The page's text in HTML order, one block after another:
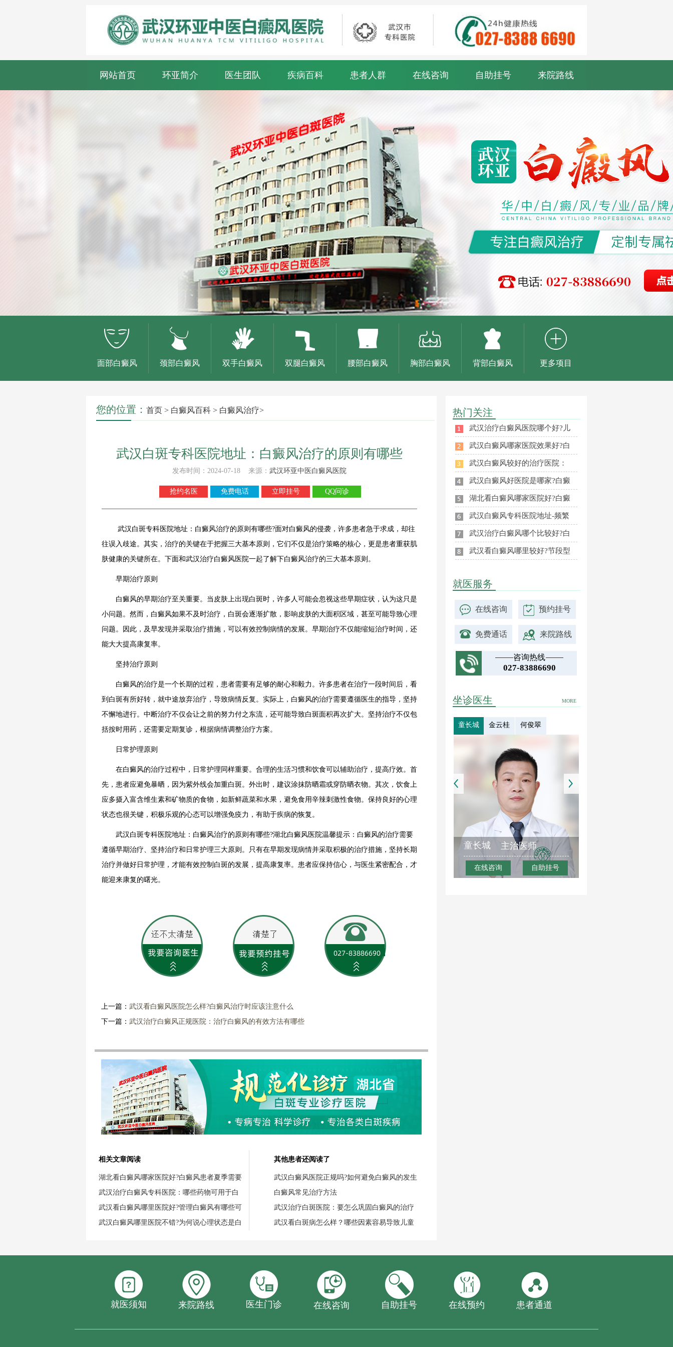
网站首页 环亚简介 医生团队 疾病百科 患者人群 在线咨询 自助挂号 来院路线
面部白癜风 颈部白癜风 双手白癜风 双腿白癜风 腰部白癜风 胸部白癜风 背部白癜风 更多项目
您的位置： 首页 > 白癜风百科 > 白癜风治疗>
武汉白斑专科医院地址：白癜风治疗的原则有哪些
发布时间：2024-07-18 来源： 武汉环亚中医白癜风医院
抢约名医 免费电话 立即挂号 QQ问诊
武汉白斑专科医院地址：白癜风治疗的原则有哪些?面对白癜风的侵袭，许多患者急于求成，却往
往误入歧途。其实，治疗的关键在于把握三大基本原则，它们不仅是治疗策略的核心，更是患者重获肌
肤健康的关键所在。下面和武汉治疗白癜风医院一起了解下白癜风治疗的三大基本原则。
早期治疗原则
白癜风的早期治疗至关重要。当皮肤上出现白斑时，许多人可能会忽视这些早期症状，认为这只是
小问题。然而，白癜风如果不及时治疗，白斑会逐渐扩散，影响皮肤的大面积区域，甚至可能导致心理
问题。因此，及早发现并采取治疗措施，可以有效控制病情的发展。早期治疗不仅能缩短治疗时间，还
能大大提高康复率。
坚持治疗原则
白癜风的治疗是一个长期的过程，患者需要有足够的耐心和毅力。许多患者在治疗一段时间后，看
到白斑有所好转，就中途放弃治疗，导致病情反复。实际上，白癜风的治疗需要遵循医生的指导，坚持
不懈地进行。中断治疗不仅会让之前的努力付之东流，还可能导致白斑面积再次扩大。坚持治疗不仅包
括按时用药，还需要定期复诊，根据病情调整治疗方案。
日常护理原则
在白癜风的治疗过程中，日常护理同样重要。合理的生活习惯和饮食可以辅助治疗，提高疗效。首
先，患者应避免暴晒，因为紫外线会加重白斑。外出时，建议涂抹防晒霜或穿防晒衣物。其次，饮食上
应多摄入富含维生素和矿物质的食物，如新鲜蔬菜和水果，避免食用辛辣刺激性食物。保持良好的心理
状态也很关键，积极乐观的心态可以增强免疫力，有助于疾病的恢复。
武汉白斑专科医院地址：白癜风治疗的原则有哪些?湖北白癜风医院温馨提示：白癜风的治疗需要
遵循早期治疗、坚持治疗和日常护理三大原则。只有在早期发现病情并采取积极的治疗措施，坚持长期
治疗并做好日常护理，才能有效控制白斑的发展，提高康复率。患者应保持信心，与医生紧密配合，才
能迎来康复的曙光。
上一篇： 武汉看白癜风医院怎么样?白癜风治疗时应该注意什么
下一篇： 武汉治疗白癜风正规医院：治疗白癜风的有效方法有哪些
相关文章阅读
湖北看白癜风哪家医院好?白癜风患者夏季需要
武汉治疗白癜风专科医院：哪些药物可用于白
武汉看白癜风哪里医院好?管理白癜风有哪些可
武汉白癜风哪里医院不错?为何说心理状态是白
其他患者还阅读了
武汉白癜风医院正规吗?如何避免白癜风的发生
白癜风常见治疗方法
武汉治疗白斑医院：要怎么巩固白癜风的治疗
武汉看白斑病怎么样？哪些因素容易导致儿童
热门关注
武汉治疗白癜风医院哪个好?儿
武汉白癜风哪家医院效果好?白
武汉白癜风较好的治疗医院：
武汉白癜风好医院是哪家?白癜
湖北看白癜风哪家医院好?白癜
武汉白癜风专科医院地址-频繁
武汉治疗白癜风哪个比较好?白
武汉看白癜风哪里较好?节段型
就医服务
在线咨询 预约挂号
免费通话 来院路线
咨询热线
027-83886690
MORE
坐诊医生
童长城 金云桂 何俊翠
童长城 主治医师
在线咨询 自助挂号
就医须知 来院路线 医生门诊 在线咨询 自助挂号 在线预约 患者通道